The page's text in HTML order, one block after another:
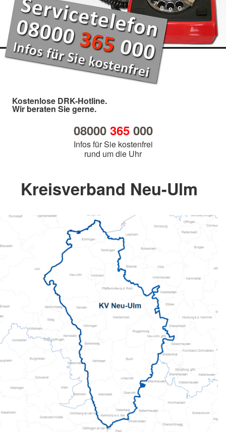
Kostenlose DRK-Hotline.
Wir beraten Sie gerne.
08000 365000
Infos für Sie kostenfrei
rund um die Uhr
Kreisverband Neu-Ulm